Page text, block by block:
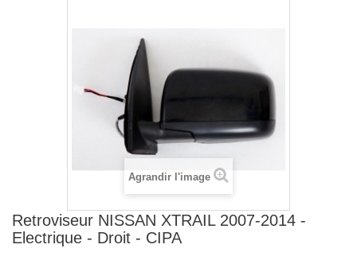
Agrandir l'image
Retroviseur NISSAN XTRAIL 2007-2014 -
Electrique - Droit - CIPA